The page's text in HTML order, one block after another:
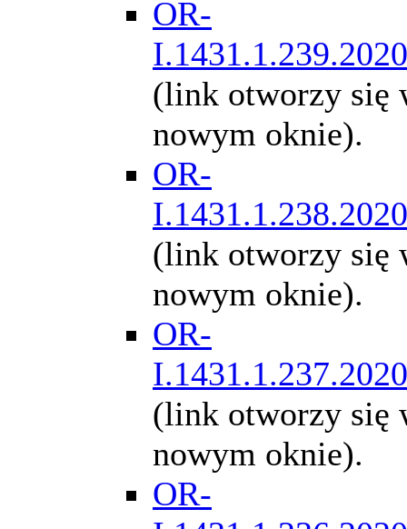
OR-
I.1431.1.239.2020
(link otworzy się
nowym oknie).
OR-
I.1431.1.238.2020
(link otworzy się
nowym oknie).
OR-
I.1431.1.237.2020
(link otworzy się
nowym oknie).
OR-